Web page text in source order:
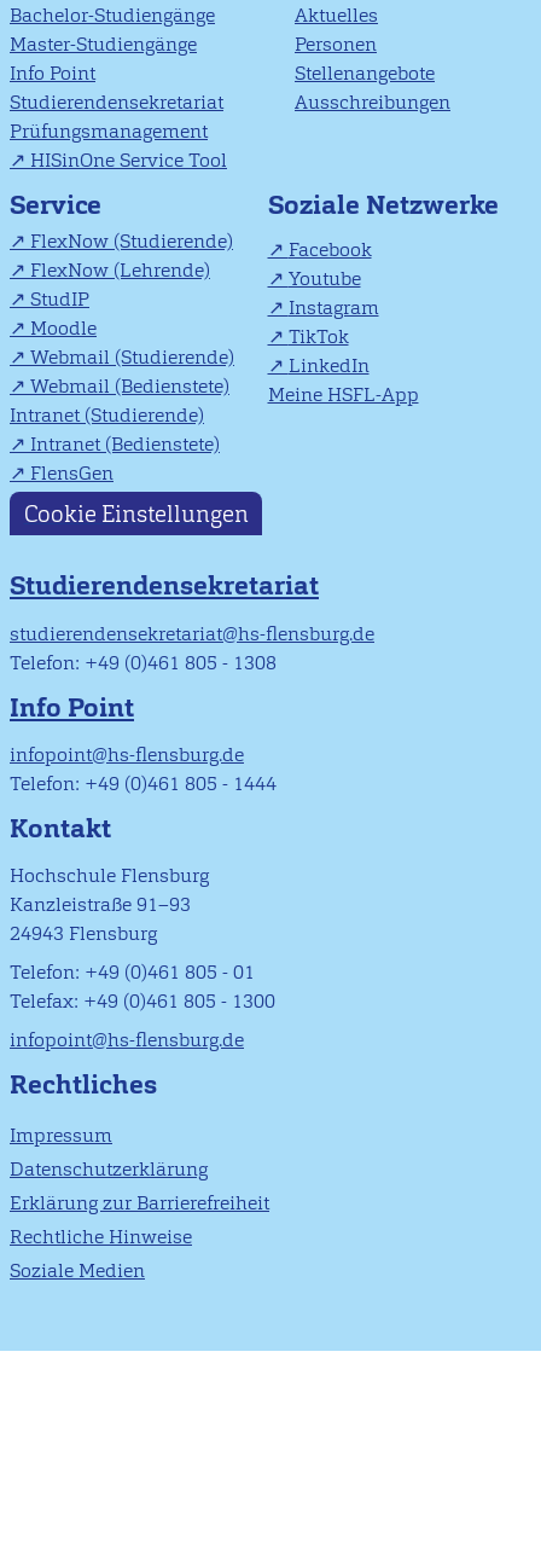
Bachelor-Studiengänge
Master-Studiengänge
Info Point
Studierendensekretariat
Prüfungsmanagement
HISinOne Service Tool
Aktuelles
Personen
Stellenangebote
Ausschreibungen
Service
FlexNow (Studierende)
FlexNow (Lehrende)
StudIP
Moodle
Webmail (Studierende)
Webmail (Bedienstete)
Intranet (Studierende)
Intranet (Bedienstete)
FlensGen
Soziale Netzwerke
Facebook
Youtube
Instagram
TikTok
LinkedIn
Meine HSFL-App
Cookie Einstellungen
Studierendensekretariat
studierendensekretariat@hs-flensburg.de
Telefon: +49 (0)461 805 - 1308
Info Point
infopoint@hs-flensburg.de
Telefon: +49 (0)461 805 - 1444
Kontakt
Hochschule Flensburg
Kanzleistraße 91–93
24943 Flensburg
Telefon: +49 (0)461 805 - 01
Telefax: +49 (0)461 805 - 1300
infopoint@hs-flensburg.de
Rechtliches
Impressum
Datenschutzerklärung
Erklärung zur Barrierefreiheit
Rechtliche Hinweise
Soziale Medien